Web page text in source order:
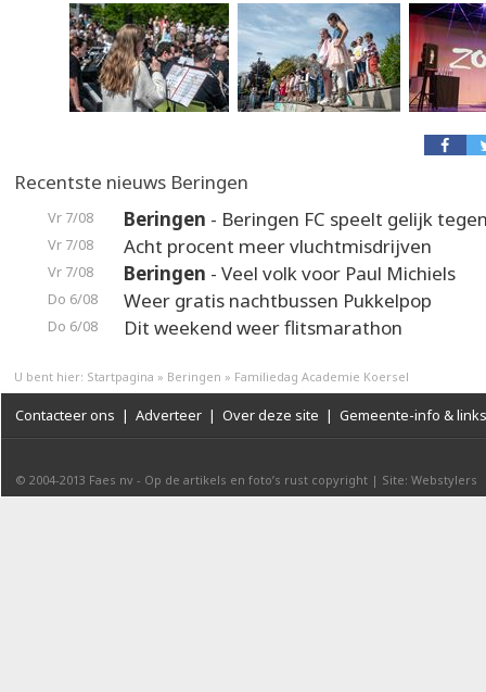
Recentste nieuws Beringen
Vr 7/08 Beringen - Beringen FC speelt gelijk
Vr 7/08 Acht procent meer vluchtmisdrijven
Vr 7/08 Beringen - Veel volk voor Paul Michiels
Do 6/08 Weer gratis nachtbussen Pukkelpop
Do 6/08 Dit weekend weer flitsmarathon
U bent hier: Startpagina » Beringen » Familiedag Academie Koersel
Contacteer ons | Adverteer | Over deze site | Gemeente-info & links
© 2004-2013 Faes nv - Op de artikels en foto’s rust copyright | Site: Webstylers